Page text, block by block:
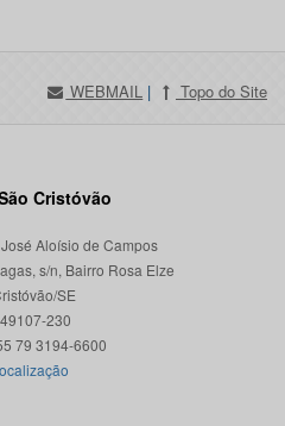
WEBMAIL | Topo do Site
Cristóvão
Aloísio de Campos
s/n, Bairro Rosa Elze
SE
230